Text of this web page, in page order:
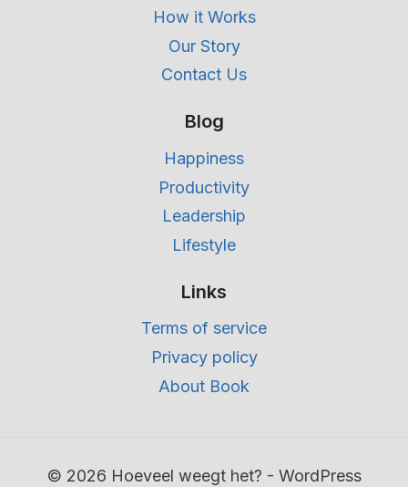
How it Works
Our Story
Contact Us
Blog
Happiness
Productivity
Leadership
Lifestyle
Links
Terms of service
Privacy policy
About Book
© 2026 Hoeveel weegt het? - WordPress